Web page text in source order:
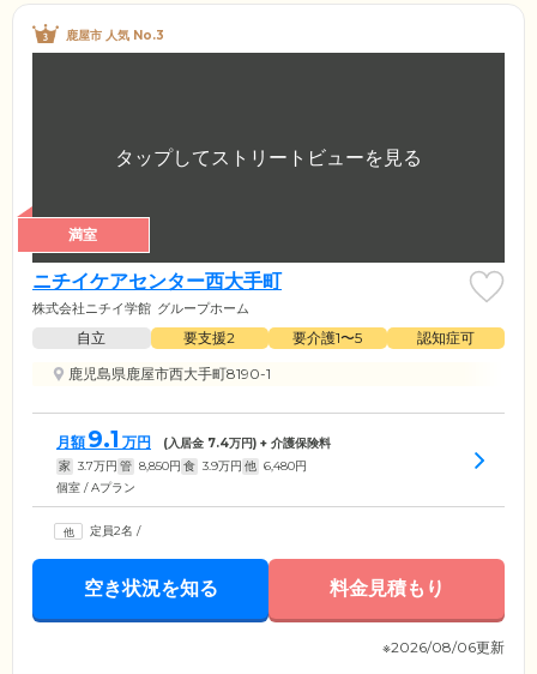
鹿屋市 人気 No.3
満室
ニチイケアセンター西大手町
株式会社ニチイ学館 グループホーム
自立 要支援2 要介護1〜5
認知症可
鹿児島県鹿屋市西大手町8190-1
月額 9.1 万円 (入居金 7.4万円) + 介護保険料
家 3.7万円 管 8,850円 食 3.9万円 他 6,480円
個室 / Aプラン
定員2名 /
空き状況を知る 料金見積もり
※2026/08/06更新